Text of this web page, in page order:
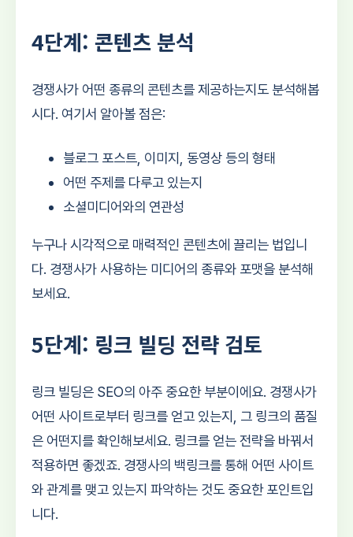
4단계: 콘텐츠 분석
경쟁사가 어떤 종류의 콘텐츠를 제공하는지도 분석해봅
시다. 여기서 알아볼 점은:
블로그 포스트, 이미지, 동영상 등의 형태
어떤 주제를 다루고 있는지
소셜미디어와의 연관성
누구나 시각적으로 매력적인 콘텐츠에 끌리는 법입니
다. 경쟁사가 사용하는 미디어의 종류와 포맷을 분석해
보세요.
5단계: 링크 빌딩 전략 검토
링크 빌딩은 SEO의 아주 중요한 부분이에요. 경쟁사가
어떤 사이트로부터 링크를 얻고 있는지, 그 링크의 품질
은 어떤지를 확인해보세요. 링크를 얻는 전략을 바꿔서
적용하면 좋겠죠. 경쟁사의 백링크를 통해 어떤 사이트
와 관계를 맺고 있는지 파악하는 것도 중요한 포인트입
니다.